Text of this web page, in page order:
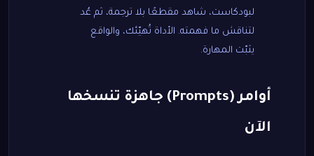
لبودكاست، شاهد مقطعًا بلا ترجمة، ثم عُد
لتناقش ما فهمته. الأداة تُهيّئك، والواقع
يثبّت المهارة.
أوامر (Prompts) جاهزة تنسخها
الآن